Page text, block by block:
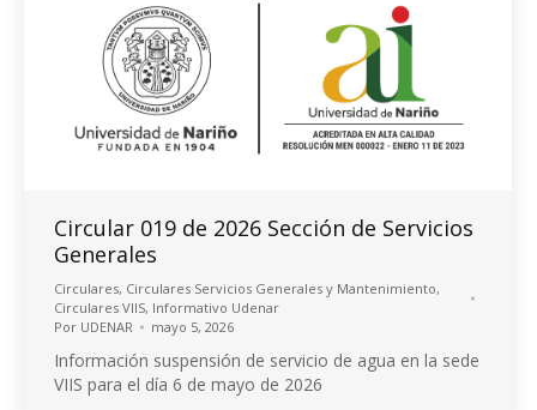
Circular 019 de 2026 Sección de Servicios
Generales
Circulares, Circulares Servicios Generales y Mantenimiento,
Circulares VIIS, Informativo Udenar
Por UDENAR mayo 5, 2026
Información suspensión de servicio de agua en la sede
VIIS para el día 6 de mayo de 2026